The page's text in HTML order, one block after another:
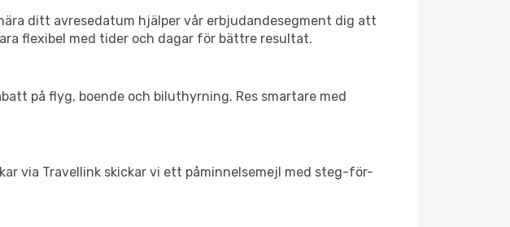
ditt avresedatum hjälper vår erbjudandesegment dig att
flexibel med tider och dagar för bättre resultat.
på flyg, boende och biluthyrning. Res smartare med
via Travellink skickar vi ett påminnelsemejl med steg-för-